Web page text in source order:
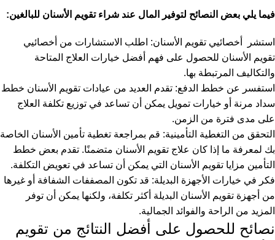
فيما يلي بعض النصائح لتوفير المال عند شراء تقويم الأسنان للبالغين:
استشر أخصائيي تقويم الأسنان: اطلب الاستشارات من أخصائيي
تقويم الأسنان للحصول على فهم أفضل خيارات العلاج المتاحة
والتكاليف المرتبطة بها.
استفسر عن خطط الدفع: تقدم العديد من عيادات تقويم الأسنان خطط
سداد مرنة أو خيارات تمويل يمكن أن تساعد في توزيع تكلفة العلاج
على مدى فترة من الزمن.
التحقق من التغطية التأمينية: قم بمراجعة تغطية تأمين الأسنان الخاصة
بك لمعرفة ما إذا كان علاج تقويم الأسنان متضمنًا. تقدم بعض خطط
التأمين مزايا تقويم الأسنان التي يمكن أن تساعد في تعويض التكلفة.
فكر في خيارات الأجهزة البديلة: قد تكون المصففات الشفافة أو غيرها
من أجهزة تقويم الأسنان البديلة أكثر تكلفة، ولكنها يمكن أن توفر
المزيد من الراحة والفوائد الجمالية.
نصائح للحصول على أفضل النتائج من تقويم